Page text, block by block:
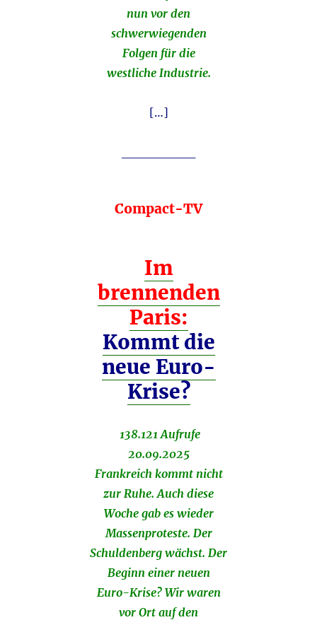
nun vor den
schwerwiegenden
Folgen für die
westliche Industrie.
[…]
Compact-TV
Im
brennenden
Paris:
Kommt die
neue Euro-
Krise?
138.121 Aufrufe
20.09.2025
Frankreich kommt nicht
zur Ruhe. Auch diese
Woche gab es wieder
Massenproteste. Der
Schuldenberg wächst. Der
Beginn einer neuen
Euro-Krise? Wir waren
vor Ort auf den